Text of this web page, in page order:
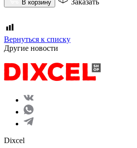
В корзину
Вернуться к списку
Другие новости
Dixcel